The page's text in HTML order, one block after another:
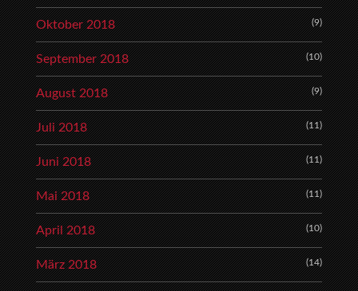
Oktober 2018 (9)
September 2018 (10)
August 2018 (9)
Juli 2018 (11)
Juni 2018 (11)
Mai 2018 (11)
April 2018 (10)
März 2018 (14)